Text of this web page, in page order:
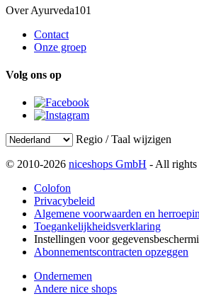
Over Ayurveda101
Contact
Onze groep
Volg ons op
Regio / Taal wijzigen
© 2010-2026 niceshops GmbH - All rights
Colofon
Privacybeleid
Algemene voorwaarden en
Toegankelijkheidsverklaring
Instellingen voor
Abonnementscontracten opzeggen
Ondernemen
Andere nice shops